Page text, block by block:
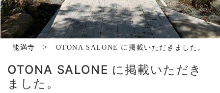
能満寺 > OTONA SALONE に掲載いただきました。
OTONA SALONE に掲載いただき
ました。